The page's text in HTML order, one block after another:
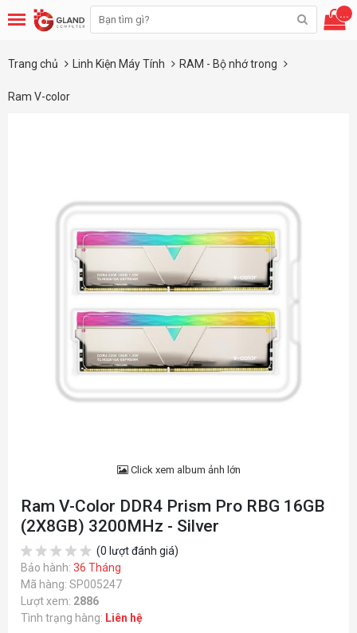
...
Trang chủ Linh Kiện Máy Tính RAM - Bộ nhớ trong
Ram V-color
Click xem album ảnh lớn
Ram V-Color DDR4 Prism Pro RBG 16GB
(2X8GB) 3200MHz - Silver
(0 lượt đánh giá)
Bảo hành: 36 Tháng
Mã hàng: SP005247
Lượt xem: 2886
Tình trạng hàng: Liên hệ